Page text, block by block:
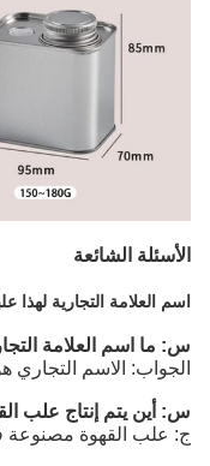
الأسئلة الشائعة
اسم العلامة التجارية لهذا
س: ما اسم العلامة
الجواب: الاسم التجاري
س: أين يتم إنتاج علب
ج: علب القهوة مصنوعة